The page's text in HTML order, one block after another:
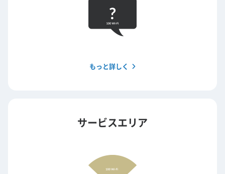
もっと詳しく
サービスエリア